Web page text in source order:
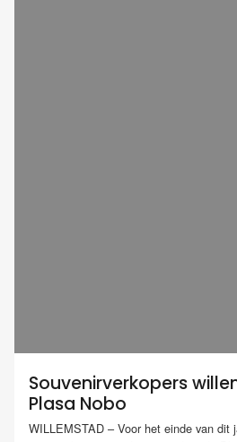
Souvenirverkopers
Plasa Nobo
WILLEMSTAD – Voor het einde van dit